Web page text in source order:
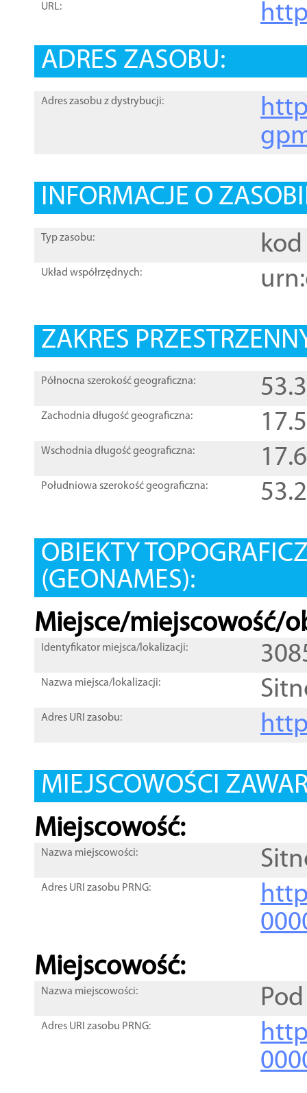
URL:
ADRES ZASOBU:
Adres zasobu z dystrybucji:
INFORMACJE O
Typ zasobu: kod
Układ współrzędnych:
ZAKRES
Północna szerokość geograficzna:
Zachodnia długość geograficzna:
Wschodnia długość geograficzna:
Południowa szerokość geograficzna:
OBIEKTY
(GEONAMES):
Miejsce/miejscowość/
Identyfikator miejsca/lokalizacji:
Nazwa miejsca/lokalizacji:
Adres URI zasobu:
MIEJSCOWOŚCI
Miejscowość:
Nazwa miejscowości:
Adres URI zasobu PRNG:
Miejscowość:
Nazwa miejscowości:
Adres URI zasobu PRNG: